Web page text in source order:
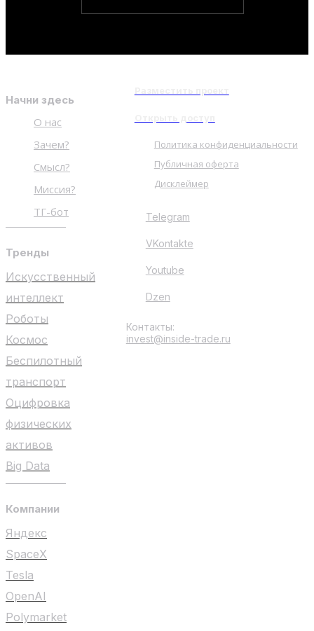
Начни здесь
О нас
Зачем?
Смысл?
Миссия?
ТГ-бот
Тренды
Искусственный
интеллект
Роботы
Космос
Беспилотный
транспорт
Оцифровка
физических
активов
Big Data
Компании
Яндекс
SpaceX
Tesla
OpenAI
Polymarket
Политика конфиденциальности
Публичная оферта
Дисклеймер
Telegram
VKontakte
Youtube
Dzen
Контакты:
invest@inside-trade.ru